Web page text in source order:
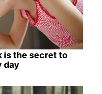
is the secret to
day